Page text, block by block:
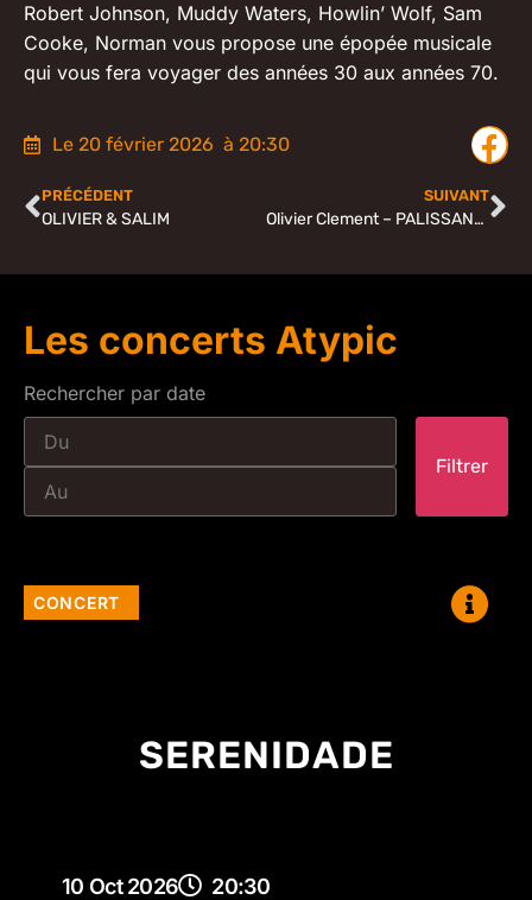
Robert Johnson, Muddy Waters, Howlin’ Wolf, Sam
Cooke, Norman vous propose une épopée musicale
qui vous fera voyager des années 30 aux années 70.
Le 20 février 2026 à 20:30
PRÉCÉDENT
OLIVIER & SALIM
SUIVANT
Olivier Clement – PALISSANDRE
Les concerts Atypic
Rechercher par date
Filtrer
CONCERT
SERENIDADE
10 Oct 2026 20:30